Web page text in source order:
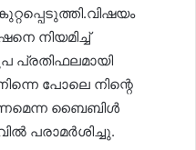
നിയമിച്ച്
പ്രതിഫലമായി
പോലെ നിന്റെ
ബൈബിൾ
പരാമർശിച്ചു.